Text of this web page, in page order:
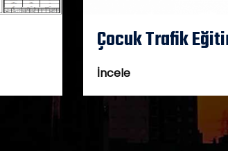
Çocuk Trafik
İncele